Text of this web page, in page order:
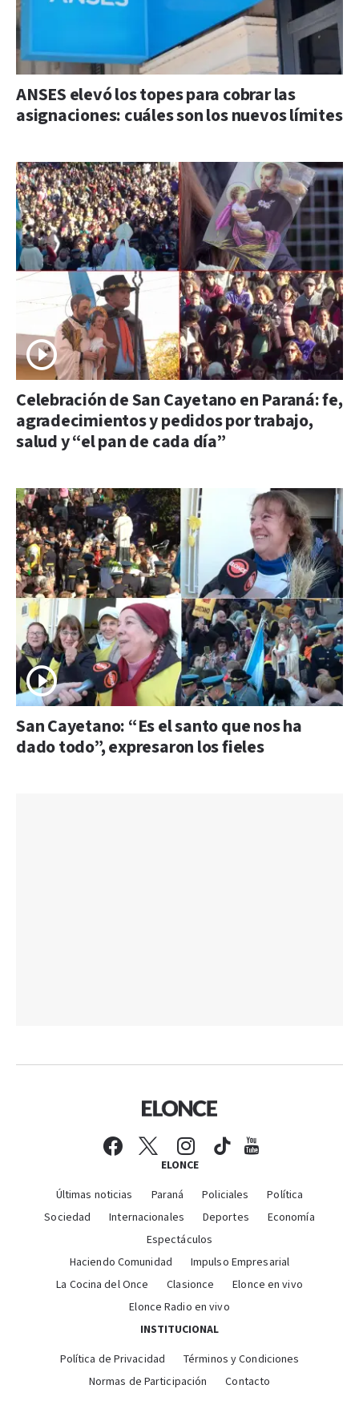
ANSES elevó los topes para cobrar las
asignaciones: cuáles son los nuevos límites
Celebración de San Cayetano en Paraná: fe,
agradecimientos y pedidos por trabajo,
salud y “el pan de cada día”
San Cayetano: “Es el santo que nos ha
dado todo”, expresaron los fieles
ELONCE
Últimas noticias Paraná Policiales
Política
Sociedad
Internacionales Deportes
Economía
Espectáculos
Haciendo Comunidad
Impulso Empresarial
La Cocina del Once
Clasionce
Elonce en vivo
Elonce Radio en vivo
INSTITUCIONAL
Política de Privacidad
Términos y Condiciones
Normas de Participación
Contacto